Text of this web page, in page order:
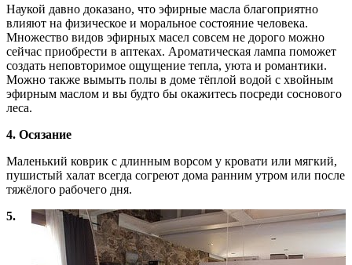
Наукой давно доказано, что эфирные масла благоприятно
влияют на физическое и моральное состояние человека.
Множество видов эфирных масел совсем не дорого можно
сейчас приобрести в аптеках. Ароматическая лампа поможет
создать неповторимое ощущение тепла, уюта и романтики.
Можно также вымыть полы в доме тёплой водой с хвойным
эфирным маслом и вы будто бы окажитесь посреди соснового
леса.
4. Осязание
Маленький коврик с длинным ворсом у кровати или мягкий,
пушистый халат всегда согреют дома ранним утром или после
тяжёлого рабочего дня.
5.